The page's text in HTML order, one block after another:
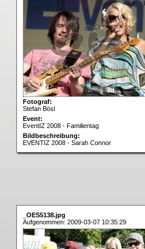
Fotograf:
Stefan Bösl
Event:
EventIZ 2008 - Familientag
Bildbeschreibung:
EVENTIZ 2008 - Sarah Connor
_OES5138.jpg
Aufgenommen: 2009-03-07 10:35:29